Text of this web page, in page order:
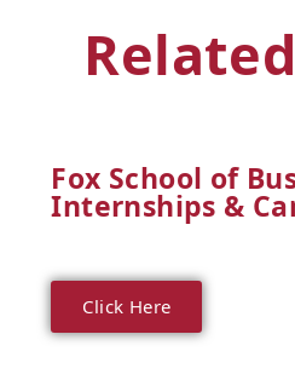
Fox School of
Internships &
Click Here